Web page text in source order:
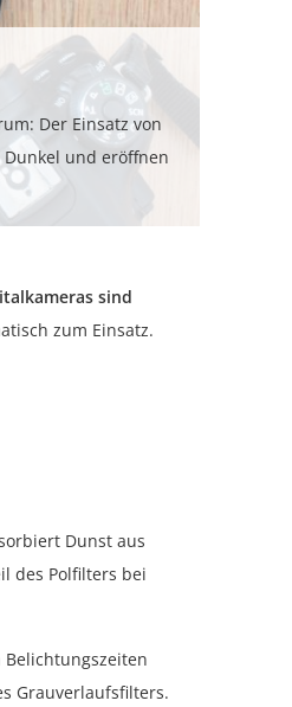
Der Einsatz von
und eröffnen
sind
zum Einsatz.
Dunst aus
des Polfilters bei
Grauverlaufsfilters.